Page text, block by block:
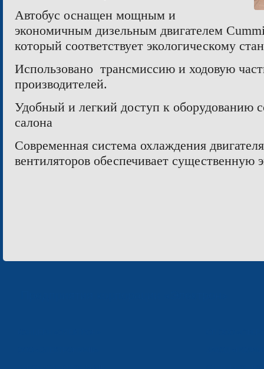
Автобус оснащен мощным и
экономичным дизельным двигателем
который соответствует экологическому
Использовано трансмиссию и ходовую
производителей.
Удобный и легкий доступ к оборудованию
салона
Современная система охлаждения
вентиляторов обеспечивает существенную